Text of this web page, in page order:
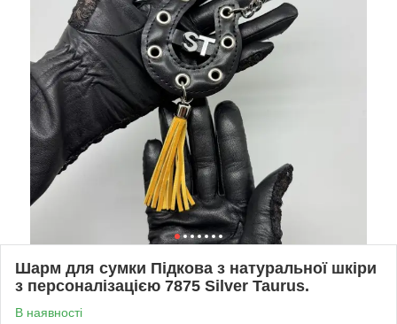
Шарм для сумки Підкова з натуральної шкіри
з персоналізацією 7875 Silver Taurus.
В наявності